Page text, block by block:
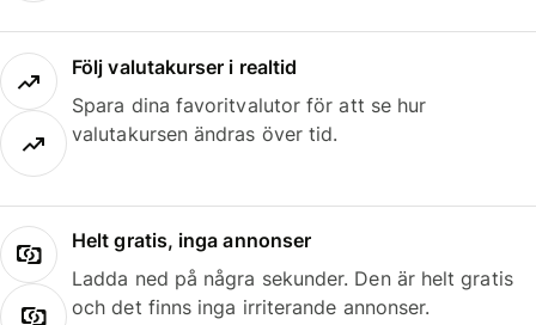
Följ valutakurser i realtid
Spara dina favoritvalutor för att se hur
valutakursen ändras över tid.
Helt gratis, inga annonser
Ladda ned på några sekunder. Den är helt gratis
och det finns inga irriterande annonser.